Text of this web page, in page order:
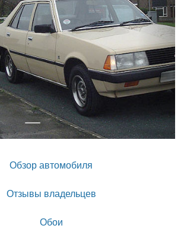
Обзор автомобиля
Отзывы владельцев
Обои